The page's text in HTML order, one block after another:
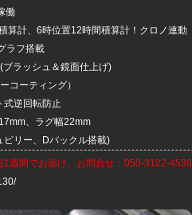
働
算計、6時位置12時間積算計！クロノ連動
ラフ搭載
ラッシュ＆鏡面仕上げ)
コーティング）
式逆回転防止
、ラグ幅22mm
リー、Dバックル搭載)
1週間でお届け。お問合せ：050-3122-4536